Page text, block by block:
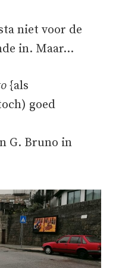
niet voor de
in. Maar…
{als
goed
G. Bruno in